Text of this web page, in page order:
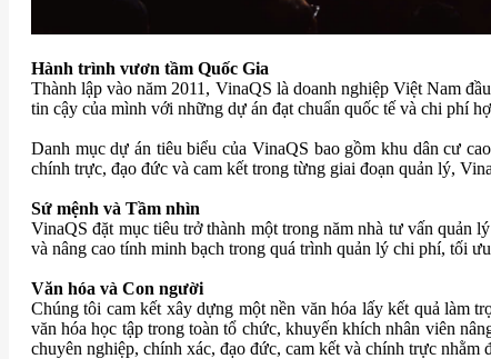
Hành trình vươn tầm Quốc Gia
Thành lập vào năm 2011, VinaQS là doanh nghiệp Việt Nam
tin cậy của mình với những dự án đạt chuẩn quốc tế và chi phí
Danh mục dự án tiêu biểu của VinaQS bao gồm khu dân cư
chính trực, đạo đức và cam kết trong từng giai đoạn quản lý,
Sứ mệnh và Tầm nhìn
VinaQS đặt mục tiêu trở thành một trong năm nhà tư vấn quản
và nâng cao tính minh bạch trong quá trình quản lý chi phí, tối
Văn hóa và Con người
Chúng tôi cam kết xây dựng một nền văn hóa lấy kết quả làm
văn hóa học tập trong toàn tổ chức, khuyến khích nhân viên
chuyên nghiệp, chính xác, đạo đức, cam kết và chính trực nhằm